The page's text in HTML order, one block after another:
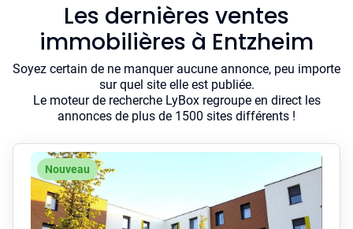
Les dernières ventes
immobilières à Entzheim
Soyez certain de ne manquer aucune annonce, peu importe
sur quel site elle est publiée.
Le moteur de recherche LyBox regroupe en direct les
annonces de plus de 1500 sites différents !
Nouveau